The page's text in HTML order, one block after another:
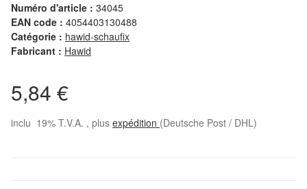
Numéro d'article : 34045
EAN code : 4054403130488
Catégorie : hawid-schaufix
Fabricant : Hawid
5,84 €
inclu 19% T.V.A. , plus expédition (Deutsche Post / DHL)